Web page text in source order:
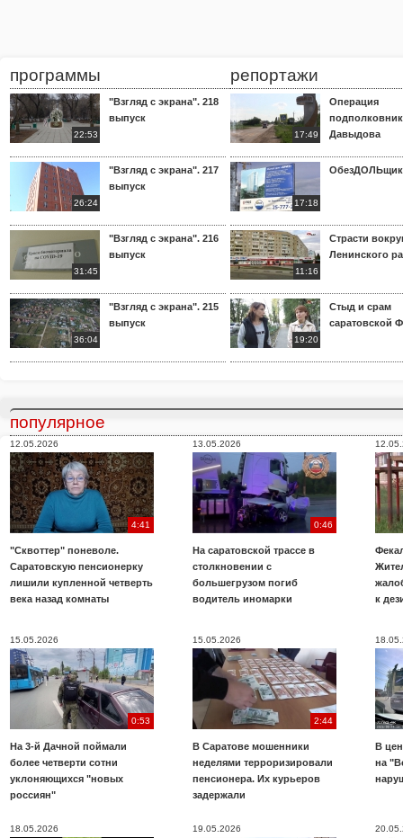
программы
22:53
"Взгляд с экрана". 218
выпуск
26:24
"Взгляд с экрана". 217
выпуск
31:45
"Взгляд с экрана". 216
выпуск
36:04
"Взгляд с экрана". 215
выпуск
репортажи
17:49
Операция
Давыдова
17:18
11:16
Страсти
Ленинского
19:20
Стыд и срам
саратовской
популярное
12.05.2026
4:41
"Сквоттер" поневоле.
Саратовскую пенсионерку
лишили купленной четверть
века назад комнаты
13.05.2026
0:46
На саратовской трассе в
столкновении с
большегрузом погиб
водитель иномарки
к
15.05.2026
0:53
На 3-й Дачной поймали
более четверти сотни
уклоняющихся "новых
россиян"
15.05.2026
2:44
В Саратове мошенники
неделями терроризировали
пенсионера. Их курьеров
задержали
В
на
18.05.2026 19.05.2026